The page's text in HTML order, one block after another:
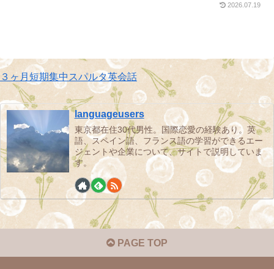
2026.07.19
３ヶ月短期集中スパルタ英会話
languageusers
東京都在住30代男性。国際恋愛の経験あり。英
語、スペイン語、フランス語の学習ができるエー
ジェントや企業について、サイトで説明していま
す。
PAGE TOP